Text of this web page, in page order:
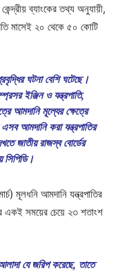
ব্যাংকের তথ্য অনুযায়ী,
মাসেই ২০ থেকে ৫০ কোটি
ঘটনা বেশি ঘটেছে।
ইঞ্জিন ও যন্ত্রপাতি,
আমদানি মূল্যের ক্ষেত্রে
আমদানি করা যন্ত্রপাতির
জাতীয় রাজস্ব বোর্ডের
মূলধনি আমদানি যন্ত্রপাতির
একই সময়ের চেয়ে ২৩ শতাংশ
যে জরিপ করেছে, তাতে